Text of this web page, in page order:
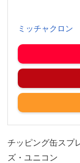
ミッチャクロン
チッピング缶ス
ズ・ユニコン